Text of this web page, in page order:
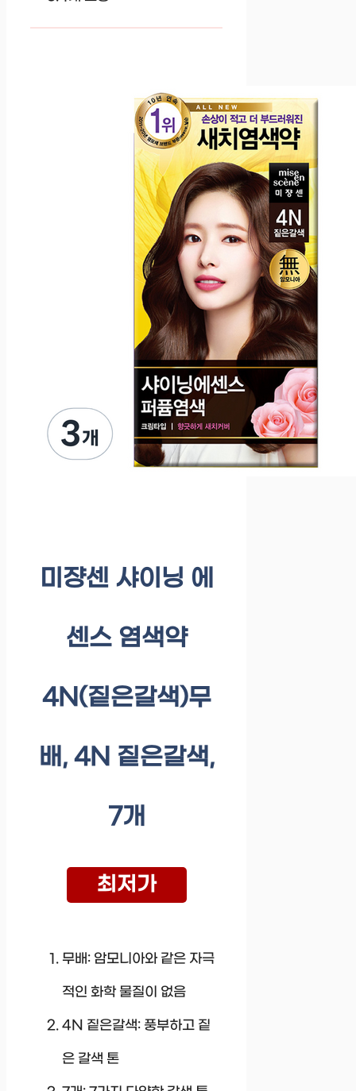
미쟝센 샤이닝 에
센스 염색약
4N(짙은갈색)무
배, 4N 짙은갈색,
7개
최저가
무배: 암모니아와 같은 자극
적인 화학 물질이 없음
4N 짙은갈색: 풍부하고 짙
은 갈색 톤